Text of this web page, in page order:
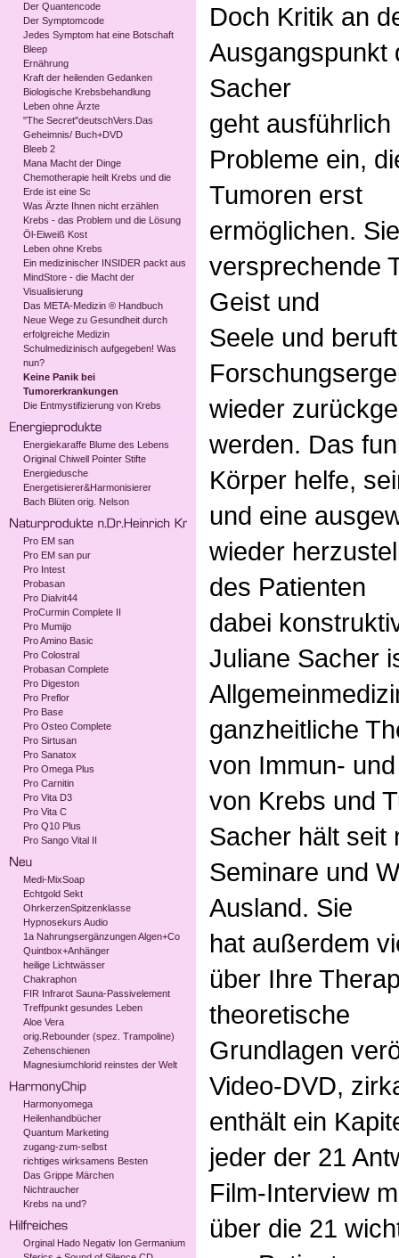
Der Quantencode
Der Symptomcode
Jedes Symptom hat eine Botschaft
Bleep
Ernährung
Kraft der heilenden Gedanken
Biologische Krebsbehandlung
Leben ohne Ärzte
"The Secret"deutschVers.Das
Geheimnis/ Buch+DVD
Bleeb 2
Mana Macht der Dinge
Chemotherapie heilt Krebs und die
Erde ist eine Sc
Was Ärzte Ihnen nicht erzählen
Krebs - das Problem und die Lösung
Öl-Eiweiß Kost
Leben ohne Krebs
Ein medizinischer INSIDER packt aus
MindStore - die Macht der
Visualisierung
Das META-Medizin ® Handbuch
Neue Wege zu Gesundheit durch
erfolgreiche Medizin
Schulmedizinisch aufgegeben! Was
nun?
Keine Panik bei
Tumorerkrankungen
Die Entmystifizierung von Krebs
Energiekaraffe Blume des Lebens
Original Chiwell Pointer Stifte
Energiedusche
Energetisierer&Harmonisierer
Bach Blüten orig. Nelson
Pro EM san
Pro EM san pur
Pro Intest
Probasan
Pro Dialvit44
ProCurmin Complete II
Pro Mumijo
Pro Amino Basic
Pro Colostral
Probasan Complete
Pro Digeston
Pro Preflor
Pro Base
Pro Osteo Complete
Pro Sirtusan
Pro Sanatox
Pro Omega Plus
Pro Carnitin
Pro Vita D3
Pro Vita C
Pro Q10 Plus
Pro Sango Vital II
Medi-MixSoap
Echtgold Sekt
OhrkerzenSpitzenklasse
Hypnosekurs Audio
1a Nahrungsergänzungen Algen+Co
Quintbox+Anhänger
heilige Lichtwässer
Chakraphon
FIR Infrarot Sauna-Passivelement
Treffpunkt gesundes Leben
Aloe Vera
orig.Rebounder (spez. Trampoline)
Zehenschienen
Magnesiumchlorid reinstes der Welt
Harmonyomega
Heilenhandbücher
Quantum Marketing
zugang-zum-selbst
richtiges wirksamens Besten
Das Grippe Märchen
Nichtraucher
Krebs na und?
Orginal Hado Negativ Ion Germanium
Doch Kritik an
Ausgangspunkt
Sacher
geht
Probleme ein,
Tumoren erst
ermöglichen.
versprechende
Geist und
Seele und
wieder
werden. Das
Körper helfe,
und eine
wieder
des Patienten
dabei
Juliane Sacher
ganzheitliche
von Immun-
von Krebs und
Sacher hält seit
Seminare und
Ausland. Sie
hat außerdem
über Ihre
theoretische
Grundlagen
Video-DVD,
enthält ein
jeder der 21
Film-Interview
über die 21